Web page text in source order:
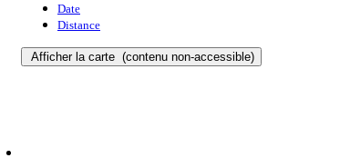
Date
Distance
Afficher la carte (contenu non-accessible)